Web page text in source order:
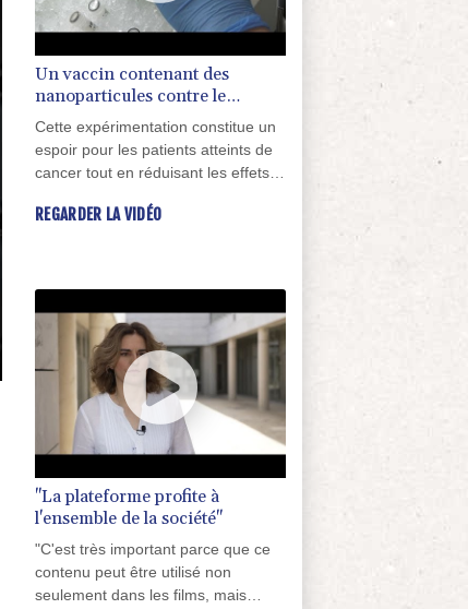
Un vaccin contenant des
nanoparticules contre le
cancer?
Cette expérimentation constitue un
espoir pour les patients atteints de
cancer tout en réduisant les effets
de la radiothérapie. Notre reportage
REGARDER LA VIDÉO
"La plateforme profite à
l'ensemble de la société"
"C'est très important parce que ce
contenu peut être utilisé non
seulement dans les films, mais